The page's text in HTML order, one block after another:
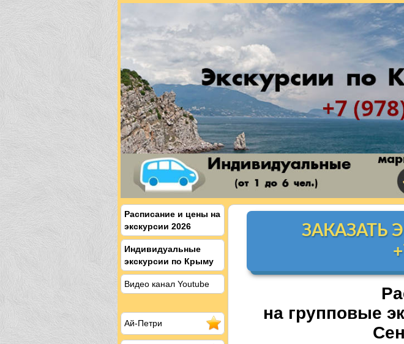
Расписание и цены на
экскурсии 2026
Индивидуальные
экскурсии по Крыму
Видео канал Youtube
Ай-Петри
ЗАКАЗАТЬ
на групповые